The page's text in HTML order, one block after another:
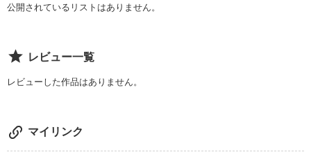
突っ伏してるはずだった…。
ーーーーー
公開されているリストはありません。
レビュー一覧
レビューした作品はありません。
マイリンク